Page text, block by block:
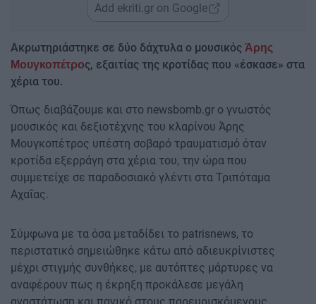
Add ekriti.gr on Google
Ακρωτηριάστηκε σε δύο δάχτυλα ο μουσικός Άρης
Μουγκοπέτρος, εξαιτίας της κροτίδας που «έσκασε» στα
χέρια του.
Όπως διαβάζουμε και στο newsbomb.gr o γνωστός
μουσικός και δεξιοτέχνης του κλαρίνου Άρης
Μουγκοπέτρος υπέστη σοβαρό τραυματισμό όταν
κροτίδα εξερράγη στα χέρια του, την ώρα που
συμμετείχε σε παραδοσιακό γλέντι στα Τριπόταμα
Αχαΐας.
Σύμφωνα με τα όσα μεταδίδει το patrisnews, το
περιστατικό σημειώθηκε κάτω από αδιευκρίνιστες
μέχρι στιγμής συνθήκες, με αυτόπτες μάρτυρες να
αναφέρουν πως η έκρηξη προκάλεσε μεγάλη